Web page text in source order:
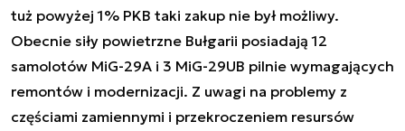
tuż powyżej 1% PKB taki zakup nie był możliwy.
Obecnie siły powietrzne Bułgarii posiadają 12
samolotów MiG-29A i 3 MiG-29UB pilnie wymagających
remontów i modernizacji. Z uwagi na problemy z
częściami zamiennymi i przekroczeniem resursów